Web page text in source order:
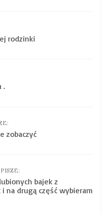
rodzinki
.
zobaczyć
PISZE:
bajek z
na drugą część wybieram